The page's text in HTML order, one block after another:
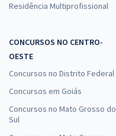
Residência Multiprofissional
CONCURSOS NO CENTRO-
OESTE
Concursos no Distrito Federal
Concursos em Goiás
Concursos no Mato Grosso do
Sul